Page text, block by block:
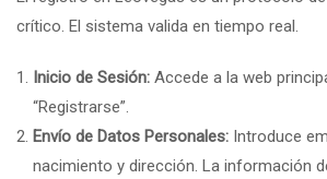
crítico. El sistema valida en tiempo real.
Inicio de Sesión: Accede a la web
“Registrarse”.
Envío de Datos Personales: Introduce
nacimiento y dirección. La información